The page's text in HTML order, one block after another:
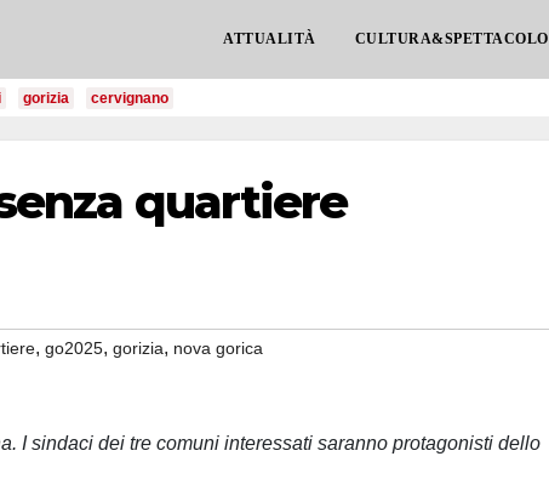
ATTUALITÀ CULTURA&SPETTACOLO
gorizia cervignano
quartiere
, go2025, gorizia, nova gorica
I sindaci dei tre comuni interessati saranno protagonisti dello